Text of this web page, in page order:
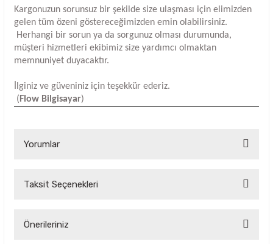
Kargonuzun sorunsuz bir şekilde size ulaşması için elimizden
gelen tüm özeni göstereceğimizden emin olabilirsiniz.
Herhangi bir sorun ya da sorgunuz olması durumunda,
müşteri hizmetleri ekibimiz size yardımcı olmaktan
memnuniyet duyacaktır.
İlginiz ve güveniniz için teşekkür ederiz.
( Flow Bilgisayar)
Yorumlar
Bu ürüne ilk yorumu siz yapın!
Taksit Seçenekleri
Önerileriniz